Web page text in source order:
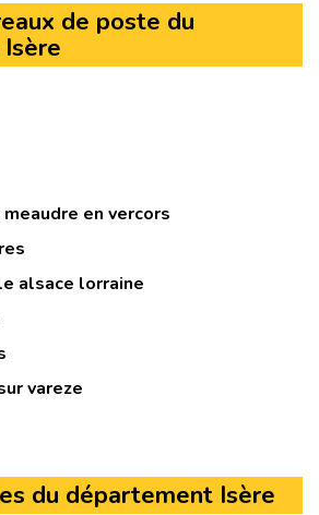
de poste du
en vercors
alsace lorraine
vareze
du département Isère